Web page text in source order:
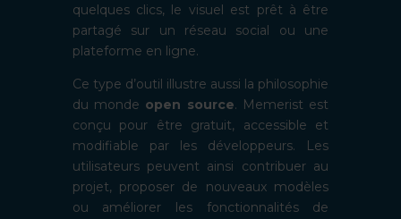
quelques clics, le visuel est prêt à être
partagé sur un réseau social ou une
plateforme en ligne.
Ce type d’outil illustre aussi la philosophie
du monde open source. Memerist est
conçu pour être gratuit, accessible et
modifiable par les développeurs. Les
utilisateurs peuvent ainsi contribuer au
projet, proposer de nouveaux modèles
ou améliorer les fonctionnalités de